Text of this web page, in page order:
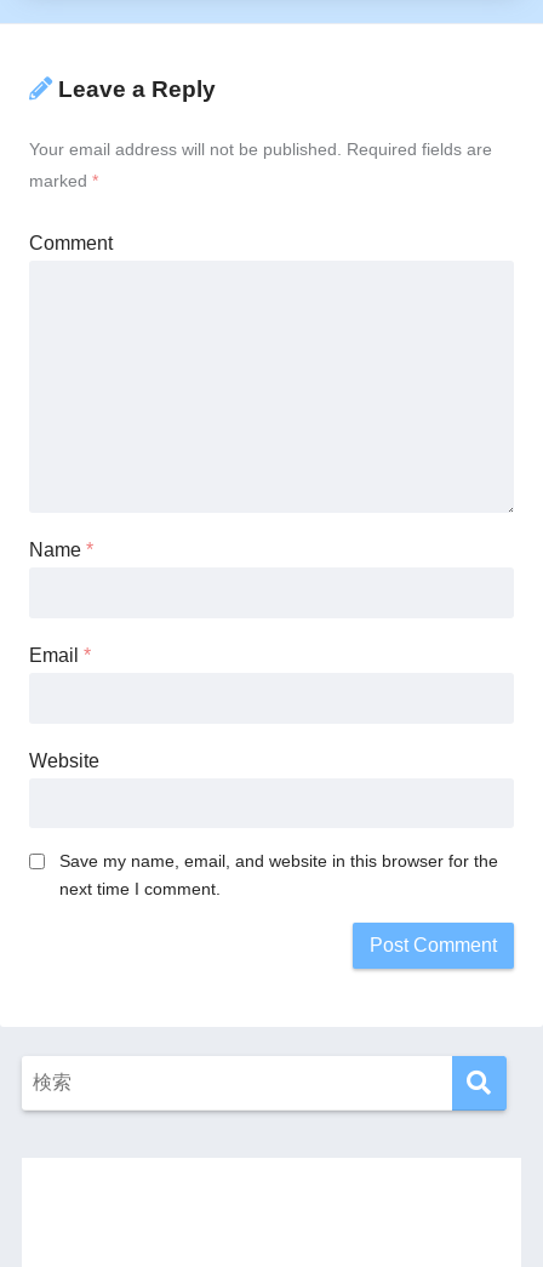
Leave a Reply
Your email address will not be published. Required fields are
marked *
Comment
Name *
Email *
Website
Save my name, email, and website in this browser for the
next time I comment.